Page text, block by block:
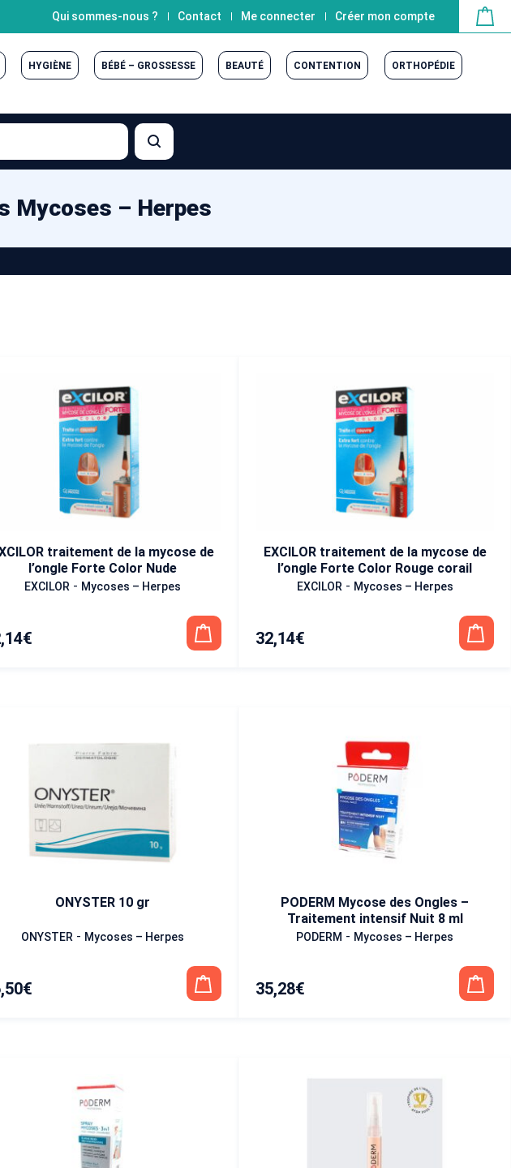
Qui sommes-nous ? Contact Me connecter Créer mon compte
HYGIÈNE BÉBÉ – GROSSESSE BEAUTÉ CONTENTION ORTHOPÉDIE
Mycoses – Herpes
traitement de la mycose de
l’ongle Forte Color Nude
EXCILOR - Mycoses – Herpes
€
EXCILOR traitement de la mycose de
l’ongle Forte Color Rouge corail
EXCILOR - Mycoses – Herpes
32,14€
ONYSTER 10 gr
ONYSTER - Mycoses – Herpes
€
PODERM Mycose des Ongles –
Traitement intensif Nuit 8 ml
PODERM - Mycoses – Herpes
35,28€